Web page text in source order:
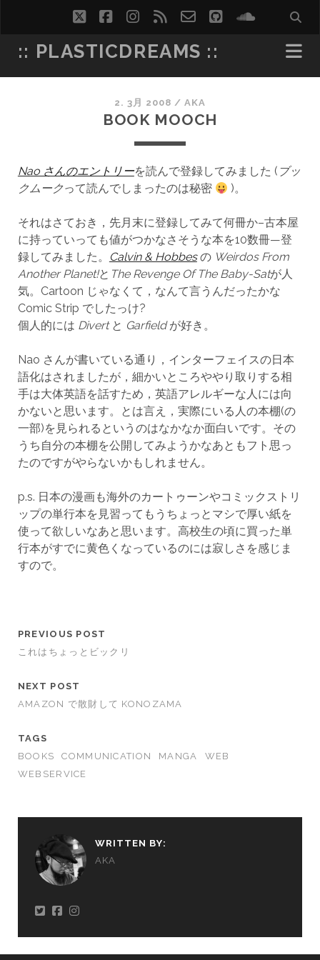
twitterfacebookinstagram
rss email-
form
github
:: PLASTICDREAMS ::
2. 3月 2008 /AKA
BOOK MOOCH
Nao さんのエントリーを読んで登録してみました ( ブッ
クムークって読んでしまったのは秘密 )。
それはさておき，先月末に登録してみて何冊か–古本屋
に持っていっても値がつかなさそうな本を10数冊—登
録してみました。
Calvin & Hobbesの Weirdos From
Another Planet!と The Revenge Of The Baby-Satが人
気。Cartoon じゃなくて，なんて言うんだったかな
Comic Strip でしたっけ?
個人的には Divertと Garfieldが好き。
Nao さんが書いている通り，インターフェイスの日本
語化はされましたが，細かいところややり取りする相
手は大体英語を話すため，英語アレルギーな人には向
かないと思います。とは言え，実際にいる人の本棚(の
一部)を見られるというのはなかなか面白いです。その
うち自分の本棚を公開してみようかなあともフト思っ
たのですがやらないかもしれません。
p.s. 日本の漫画も海外のカートゥーンやコミックストリ
ップの単行本を見習ってもうちょっとマシで厚い紙を
使って欲しいなあと思います。高校生の頃に買った単
行本がすでに黄色くなっているのには寂しさを感じま
すので。
PREVIOUS POST
これはちょっとビックリ
NEXT POST
AMAZON で散財して KONOZAMA
TAGS
BOOKS
COMMUNICATION MANGA
WEB
WEBSERVICE
WRITTEN BY:
AKA